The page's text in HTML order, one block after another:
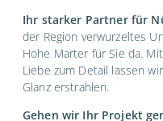
Ihr starker Partner für
der Region verwurzeltes
Hohe Marter für Sie da.
Liebe zum Detail lassen
Glanz erstrahlen.
Gehen wir Ihr Projekt